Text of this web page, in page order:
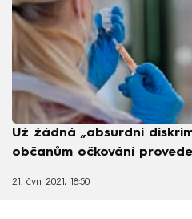
Už žádná „absurdní
občanům očkování
21. čvn 2021, 18:50